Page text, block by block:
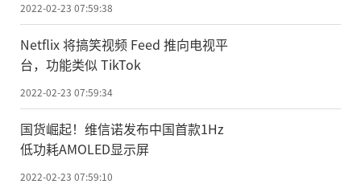
2022-02-23 07:59:38
Netflix 将搞笑视频 Feed 推向电视平
台，功能类似 TikTok
2022-02-23 07:59:34
国货崛起！维信诺发布中国首款1Hz
低功耗AMOLED显示屏
2022-02-23 07:59:10